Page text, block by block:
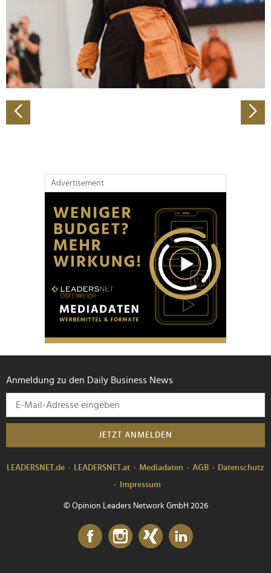
Wir verwenden Cookies, um Inhalte und Anzeigen zu
personalisieren, Funktionen für soziale Medien anbieten
zu können und die Zugriffe auf unsere Website zu
analysieren. Außerdem geben wir Informationen zu Ihrer
Verwendung unserer Website an unsere Partner für
Partner führen diese Informationen möglicherweise mit
weiteren Daten zusammen, die Sie ihnen bereitgestellt
Advertisement
Anmeldung zu den Daily Business News
JETZT ANMELDEN
LEADERSNET.de LEADERSNET.at Mediadaten AGB
Datenschutz
Impressum
© Opinion Leaders Network GmbH 2026